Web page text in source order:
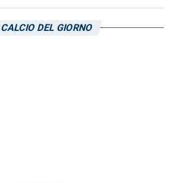
attivazione in palestra, la
sul campo superiore
DEL GIORNO